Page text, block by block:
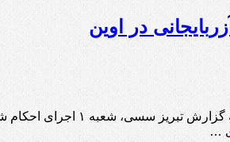
در اوین
گادتب: با درخواست آزادی مشروط «فاطمه آتشی خیاوی»،
…